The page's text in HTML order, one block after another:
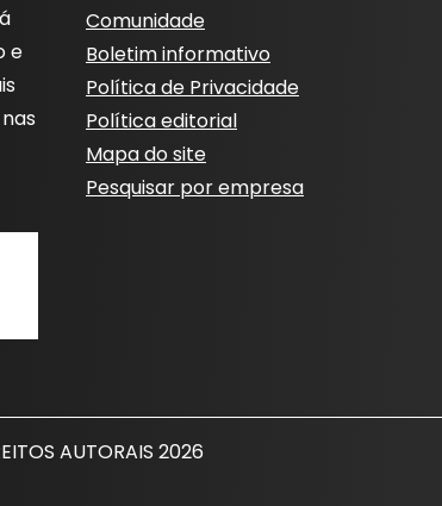
e
Comunidade
Boletim informativo
Política de Privacidade
Política editorial
Mapa do site
Pesquisar por empresa
AUTORAIS 2026